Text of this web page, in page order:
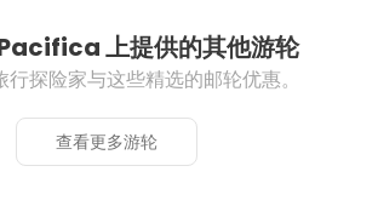
上提供的其他游轮
探险家与这些精选的邮轮优惠。
查看更多游轮